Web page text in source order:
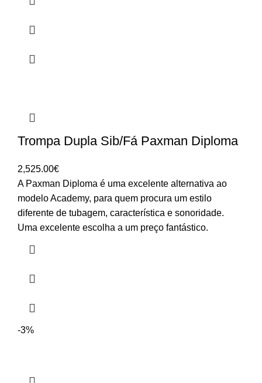
Trompa Dupla Sib/Fá Paxman Diploma
2,525.00€
A Paxman Diploma é uma excelente alternativa ao
modelo Academy, para quem procura um estilo
diferente de tubagem, característica e sonoridade.
Uma excelente escolha a um preço fantástico.
-3%